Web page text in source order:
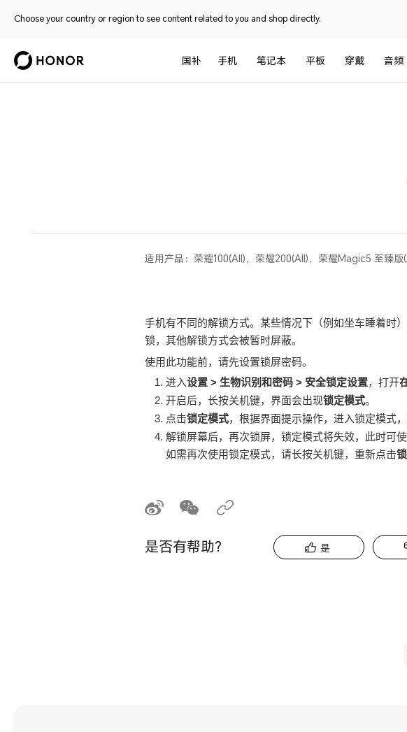
Choose your country or region to see content related to you and shop directly.
国补 手机 笔记本 平板 穿戴 音频
适用产品：
手机有不同的解锁方式。某些情况下（例如坐车睡着时
锁，其他解锁方式会被暂时屏蔽。
使用此功能前，请先设置锁屏密码。
进入设置> 生物识别和密码> 安全锁定设置，打开
开启后，长按关机键，界面会出现锁定模式。
点击锁定模式，根据界面提示操作，进入锁定模式
解锁屏幕后，再次锁屏，锁定模式将失效，此时可
如需再次使用锁定模式，请长按关机键，重新点击
是否有帮助？ 是